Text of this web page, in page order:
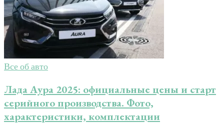
Все об авто
Лада Аура 2025: официальные цены и старт
серийного производства. Фото,
характеристики, комплектации